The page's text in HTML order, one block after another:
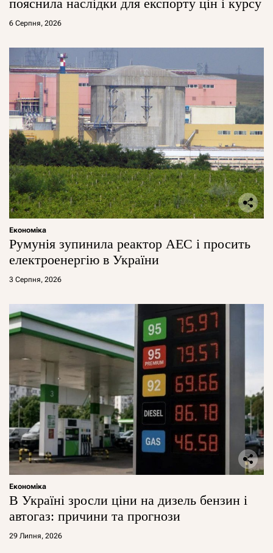
пояснила наслідки для експорту цін і курсу
6 Серпня, 2026
Економіка
Румунія зупинила реактор АЕС і просить
електроенергію в України
3 Серпня, 2026
Економіка
В Україні зросли ціни на дизель бензин і
автогаз: причини та прогнози
29 Липня, 2026